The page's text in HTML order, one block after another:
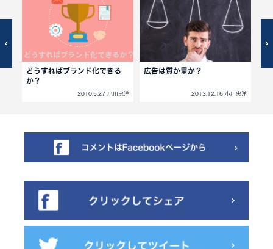
どうすればブランド化できる
か？
2010.5.27 小川忠洋
広告は質か量か？
2013.12.16 小川忠洋